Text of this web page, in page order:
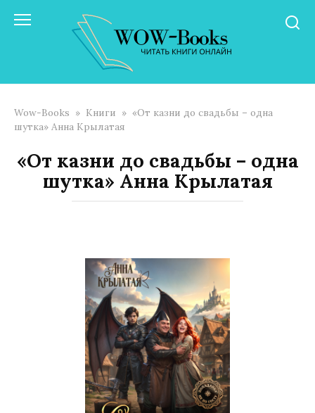
Wow-Books » Книги » «От казни до свадьбы – одна
шутка» Анна Крылатая
«От казни до свадьбы – одна
шутка» Анна Крылатая